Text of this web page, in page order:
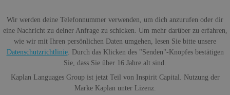
Wir werden deine Telefonnummer verwenden, um dich anzurufen oder dir
eine Nachricht zu deiner Anfrage zu schicken. Um mehr darüber zu erfahren,
wie wir mit Ihren persönlichen Daten umgehen, lesen Sie bitte unsere
Datenschutzrichtlinie. Durch das Klicken des "Senden"-Knopfes bestätigen
Sie, dass Sie über 16 Jahre alt sind.
Kaplan Languages Group ist jetzt Teil von Inspirit Capital. Nutzung der
Marke Kaplan unter Lizenz.